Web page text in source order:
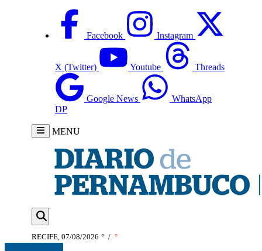
Facebook Instagram
X (Twitter) Youtube Threads
Google News
WhatsApp
DP
MENU
RECIFE, 07/08/2026 ° / °